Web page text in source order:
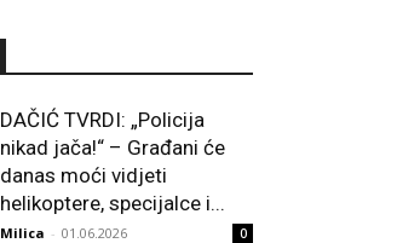
DAČIĆ TVRDI: „Policija
nikad jača!“ – Građani će
danas moći vidjeti
helikoptere, specijalce i...
Milica - 01.06.2026 0